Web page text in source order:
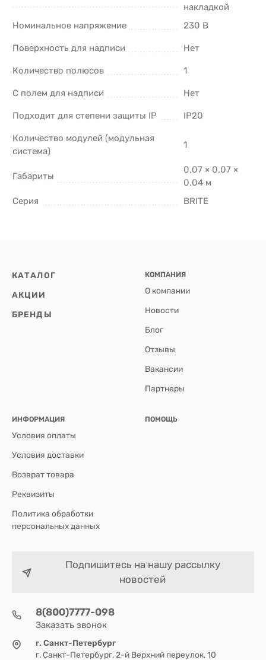
накладкой
Номинальное напряжение
230 В
Поверхность для надписи Нет
Количество полюсов 1
С полем для надписи Нет
Подходит для степени защиты IP IP20
Количество модулей (модульная
система)
1
Габариты
0.07 × 0.07 ×
0.04 м
Серия
BRITE
КАТАЛОГ
АКЦИИ
БРЕНДЫ
КОМПАНИЯ
О компании
Новости
Блог
Отзывы
Вакансии
Партнеры
ИНФОРМАЦИЯ
Условия оплаты
Условия доставки
Возврат товара
Реквизиты
Политика обработки
персональных данных
ПОМОЩЬ
Подпишитесь на нашу рассылку
новостей
8(800)7777-098
Заказать звонок
г. Санкт-Петербург
г. Санкт-Петербург, 2-й Верхний переулок, 10